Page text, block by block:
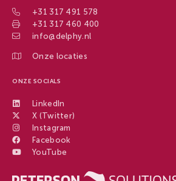
+31 317 491 578
+31 317 460 400
info@delphy.nl
Onze locaties
ONZE SOCIALS
LinkedIn
X (Twitter)
Instagram
Facebook
YouTube